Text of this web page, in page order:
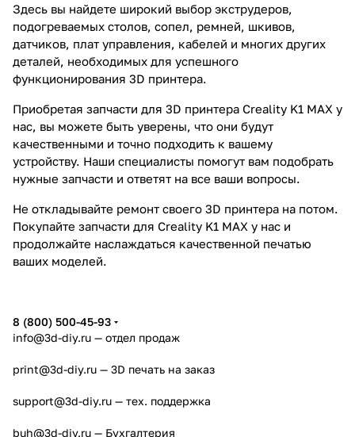
Здесь вы найдете широкий выбор экструдеров,
подогреваемых столов, сопел, ремней, шкивов,
датчиков, плат управления, кабелей и многих других
деталей, необходимых для успешного
функционирования 3D принтера.
Приобретая запчасти для 3D принтера Creality K1 MAX у
нас, вы можете быть уверены, что они будут
качественными и точно подходить к вашему
устройству. Наши специалисты помогут вам подобрать
нужные запчасти и ответят на все ваши вопросы.
Не откладывайте ремонт своего 3D принтера на потом.
Покупайте запчасти для Creality K1 MAX у нас и
продолжайте наслаждаться качественной печатью
ваших моделей.
8 (800) 500-45-93
info@3d-diy.ru — отдел продаж
print@3d-diy.ru — 3D печать на заказ
support@3d-diy.ru — тех. поддержка
buh@3d-diy.ru — Бухгалтерия